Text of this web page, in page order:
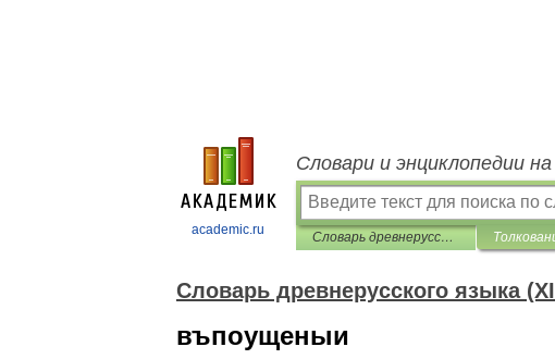
academic.ru
Словари и энциклопедии
Словарь древнерусского языка (XI-XIV вв.)
Словарь древнерусского языка
въпоущеныи